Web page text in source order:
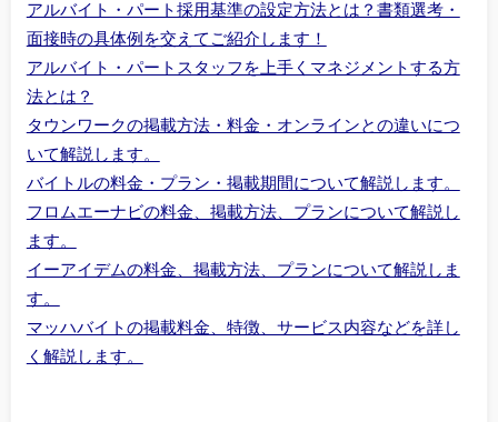
アルバイト・パート採用基準の設定方法とは？書類選考・
面接時の具体例を交えてご紹介します！
アルバイト・パートスタッフを上手くマネジメントする方
法とは？
タウンワークの掲載方法・料金・オンラインとの違いにつ
いて解説します。
バイトルの料金・プラン・掲載期間について解説します。
フロムエーナビの料金、掲載方法、プランについて解説し
ます。
イーアイデムの料金、掲載方法、プランについて解説しま
す。
マッハバイトの掲載料金、特徴、サービス内容などを詳し
く解説します。